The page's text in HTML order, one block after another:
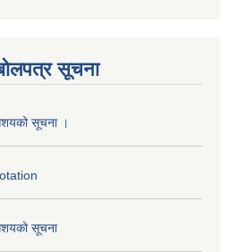
सूचना
सूचना ।
सूचना